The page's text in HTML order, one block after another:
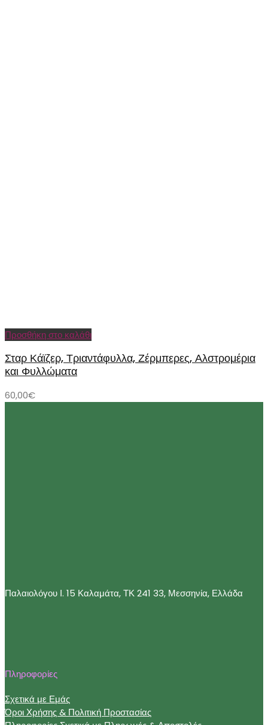
Προσθήκη στο καλάθι
Σταρ Κάϊζερ, Τριαντάφυλλα, Ζέρμπερες, Αλστρομέρια
και Φυλλώματα
60,00€
Παλαιολόγου Ι. 15 Καλαμάτα, ΤΚ 241 33, Μεσσηνία, Ελλάδα
Πληροφορίες
Σχετικά με Εμάς
Όροι Χρήσης & Πολιτική Προστασίας